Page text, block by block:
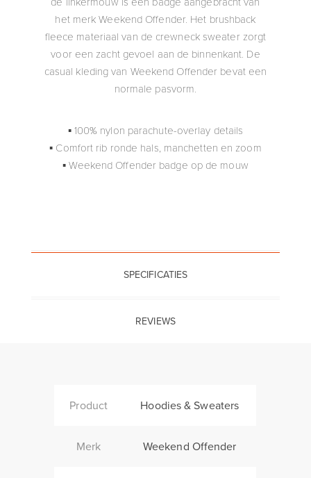
het merk Weekend Offender. Het brushback
fleece materiaal van de crewneck sweater zorgt
voor een zacht gevoel aan de binnenkant. De
casual kleding van Weekend Offender bevat een
normale pasvorm.
▪ 100% nylon parachute-overlay details
▪ Comfort rib ronde hals, manchetten en zoom
▪ Weekend Offender badge op de mouw
SPECIFICATIES
REVIEWS
Product Hoodies & Sweaters
Merk Weekend Offender